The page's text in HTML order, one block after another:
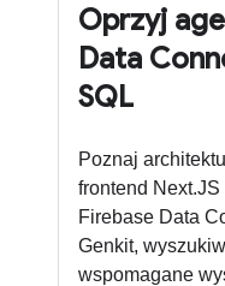
Oprzyj
Data
SQL
Poznaj
frontend
Firebase Data
Genkit,
wspomagane